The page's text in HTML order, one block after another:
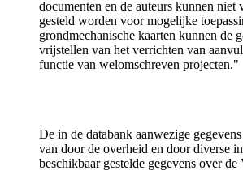
documenten en de auteurs kunnen
gesteld worden voor mogelijke
grondmechanische kaarten kunnen de
vrijstellen van het verrichten van
functie van welomschreven projecten."
De in de databank aanwezige
van door de overheid en door diverse
beschikbaar gestelde gegevens over